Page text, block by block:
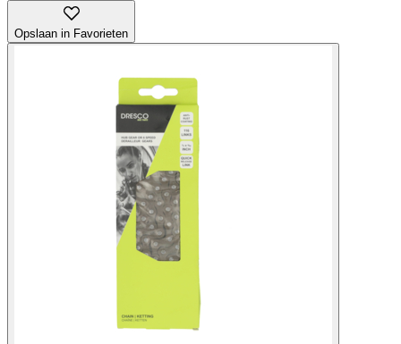
Opslaan in Favorieten